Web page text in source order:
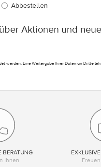
Abbestellen
Aktionen und
werden. Eine Weitergabe Ihrer Daten an Dritte
BERATUNG
Ihnen